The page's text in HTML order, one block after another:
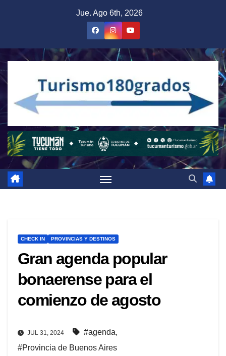
Jue. Ago 6th, 2026
CHECK IN PROVINCIAS Y DESTINOS
Gran agenda popular
bonaerense para el
comienzo de agosto
JUL 31, 2024 #agenda,
#Provincia de Buenos Aires